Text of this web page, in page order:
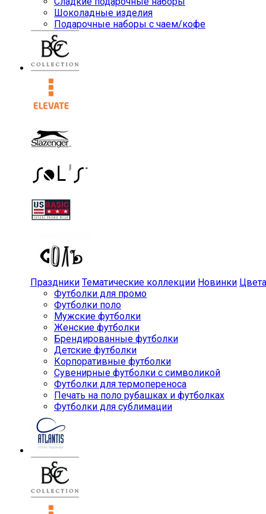
Шоколадные изделия
Подарочные наборы с чаем/кофе
Праздники Тематические коллекции Новинки Цвета
Футболки для промо
Футболки поло
Мужские футболки
Женские футболки
Брендированные футболки
Детские футболки
Корпоративные футболки
Сувенирные футболки с символикой
Футболки для термопереноса
Печать на поло рубашках и футболках
Футболки для сублимации